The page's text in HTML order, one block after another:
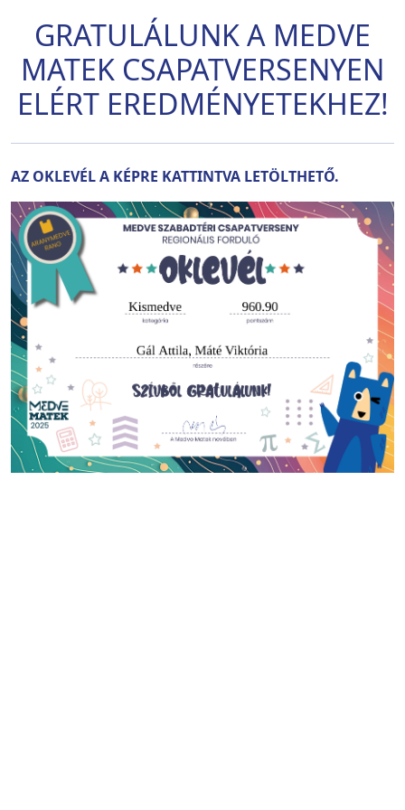
GRATULÁLUNK A MEDVE
MATEK CSAPATVERSENYEN
ELÉRT EREDMÉNYETEKHEZ!
AZ OKLEVÉL A KÉPRE KATTINTVA LETÖLTHETŐ.